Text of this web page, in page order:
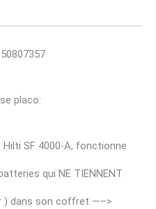
placo:
SF 4000-A, fonctionne
qui NE TIENNENT
) dans son coffret —–>